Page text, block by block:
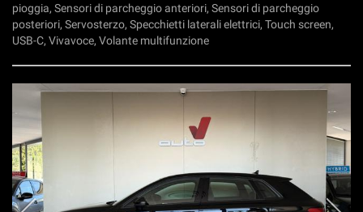
pioggia, Sensori di parcheggio anteriori, Sensori di parcheggio
posteriori, Servosterzo, Specchietti laterali elettrici, Touch screen,
USB-C, Vivavoce, Volante multifunzione